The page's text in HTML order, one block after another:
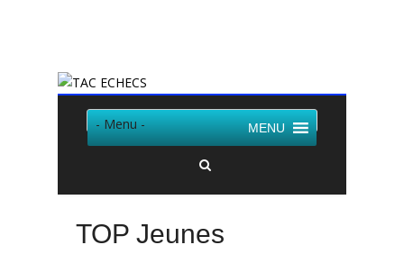
- Menu - MENU
TOP Jeunes